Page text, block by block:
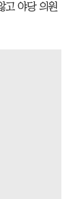
고 야당 의원